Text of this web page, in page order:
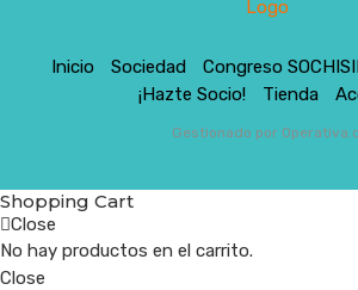
Inicio Sociedad Congreso
¡Hazte Socio!
Tienda
Gestionado por
Shopping Cart
Close
No hay productos en el carrito.
Close